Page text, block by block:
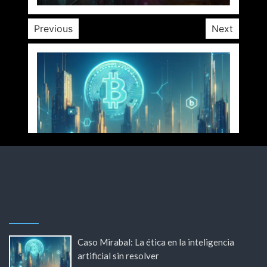
Previous Next
Caso Mirabal: La ética en la inteligencia
artificial sin resolver